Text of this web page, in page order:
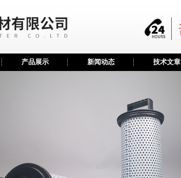
产品展示 新闻动态 技术文章